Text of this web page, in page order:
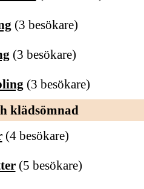
(3 besökare)
(3 besökare)
(3 besökare)
klädsömnad
(4 besökare)
(5 besökare)